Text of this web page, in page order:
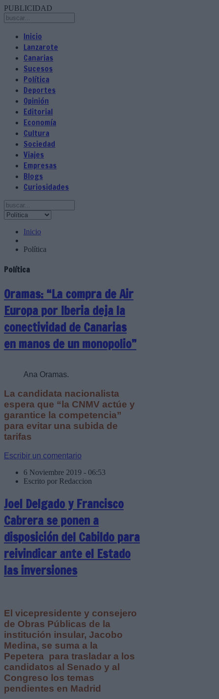
PUBLICIDAD
Inicio
Lanzarote
Canarias
Sucesos
Política
Deportes
Opinión
Editorial
Economía
Cultura
Sociedad
Viajes
Empresas
Blogs
Curiosidades
Inicio
Política
Política
Oramas: “La compra de Air
Europa por Iberia deja la
conectividad de Canarias
en manos de un monopolio”
Ana Oramas.
La candidata nacionalista
espera que “la CNMV actúe y
garantice la competencia”
para evitar una subida de
tarifas
Escribir un comentario
6 Noviembre 2019 - 06:53
Escrito por Redaccion
Joel Delgado y Francisco
Cabrera se ponen a
disposición del Cabildo para
reivindicar ante el Estado
las inversiones
El vicepresidente y consejero
de Obras Públicas de la
institución insular, Jacobo
Medina, se suma a la
Pepetera para trasladar a los
candidatos al Senado y al
Congreso los temas
pendientes en Madrid